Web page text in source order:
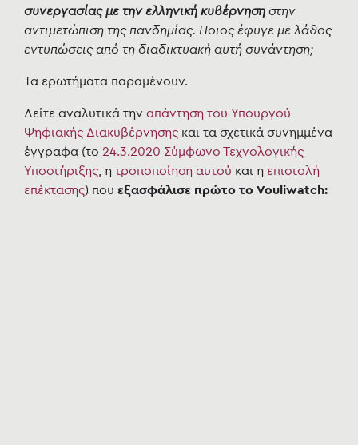
συνεργασίας με την ελληνική κυβέρνηση στην
αντιμετώπιση της πανδημίας. Ποιος έφυγε με λάθος
εντυπώσεις από τη διαδικτυακή αυτή συνάντηση;
Τα ερωτήματα παραμένουν.
Δείτε αναλυτικά την απάντηση του Υπουργού
Ψηφιακής Διακυβέρνησης και τα σχετικά συνημμένα
έγγραφα (το 24.3.2020 Σύμφωνο Τεχνολογικής
Υποστήριξης, η τροποποίηση αυτού και η επιστολή
επέκτασης) που εξασφάλισε πρώτο το Vouliwatch: